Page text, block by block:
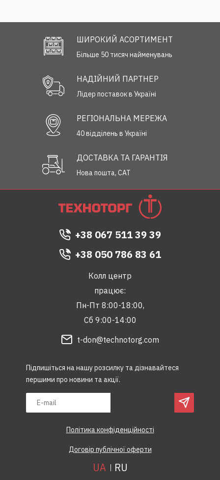
ШИРОКИЙ АСОРТИМЕНТ
Більше 50 тисяч найменувань
НАДІЙНИЙ ПАРТНЕР
Лідер поставок в Україні
РЕГІОНАЛЬНА МЕРЕЖА
40 відділень в Україні
ДОСТАВКА ТА ГАРАНТІЯ
Нова пошта, САТ
Підпишіться на нашу розсилку та дізнавайтеся
першими про новини та акції.
+38 067 511 39 39
+38 050 786 83 61
Колл центр
працює:
Пн-Пт 8:00-18:00,
Сб 9:00-14:00
t-don@technotorg.com
Політика конфіденційності
UA RU
Договір публічної оферти